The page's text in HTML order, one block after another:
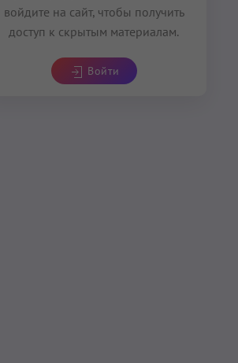
войдите на сайт, чтобы получить
доступ к скрытым материалам.
Войти